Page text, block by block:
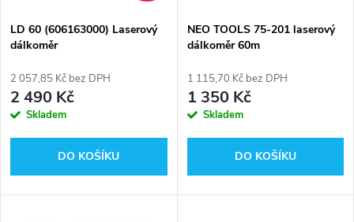
p
r
o
u
s
p
r
o
d
LD 60 (606163000) Laserový
dálkoměr
2 057,85 Kč bez DPH
2 490 Kč
Skladem
DO KOŠÍKU
NEO TOOLS 75-201 laserový
dálkoměr 60m
1 115,70 Kč bez DPH
1 350 Kč
Skladem
DO KOŠÍKU